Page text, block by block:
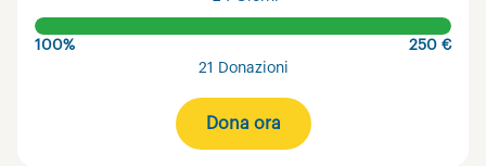
100%
250 €
21 Donazioni
Dona ora